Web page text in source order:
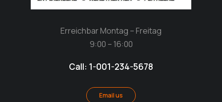
Erreichbar Montag – Freitag
9:00 – 16:00
Call: 1-001-234-5678
Email us